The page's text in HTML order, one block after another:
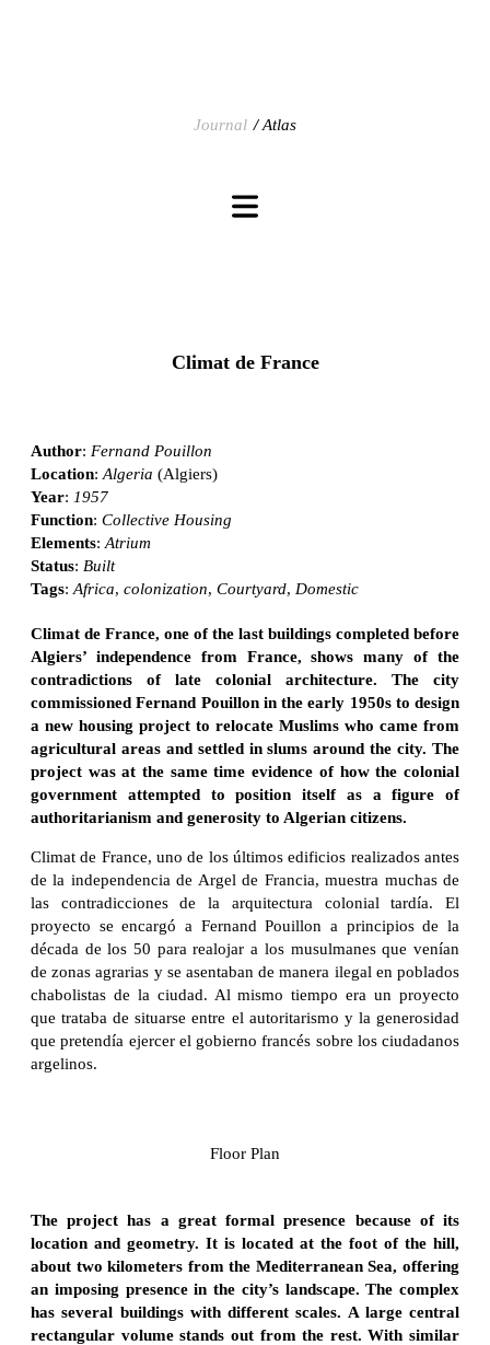
Journal Atlas
Climat de France
Author: Fernand Pouillon
Location: Algeria (Algiers)
Year: 1957
Function: Collective Housing
Elements: Atrium
Status: Built
Tags: Africa, colonization, Courtyard, Domestic
Climat de France, one of the last buildings completed before
Algiers’ independence from France, shows many of the
contradictions of late colonial architecture. The city
commissioned Fernand Pouillon in the early 1950s to design
a new housing project to relocate Muslims who came from
agricultural areas and settled in slums around the city. The
project was at the same time evidence of how the colonial
government attempted to position itself as a figure of
authoritarianism and generosity to Algerian citizens.
Climat de France, uno de los últimos edificios realizados antes
de la independencia de Argel de Francia, muestra muchas de
las contradicciones de la arquitectura colonial tardía. El
proyecto se encargó a Fernand Pouillon a principios de la
década de los 50 para realojar a los musulmanes que venían
de zonas agrarias y se asentaban de manera ilegal en poblados
chabolistas de la ciudad. Al mismo tiempo era un proyecto
que trataba de situarse entre el autoritarismo y la generosidad
que pretendía ejercer el gobierno francés sobre los ciudadanos
argelinos.
Floor Plan
The project has a great formal presence because of its
location and geometry. It is located at the foot of the hill,
about two kilometers from the Mediterranean Sea, offering
an imposing presence in the city’s landscape. The complex
has several buildings with different scales. A large central
rectangular volume stands out from the rest. With similar